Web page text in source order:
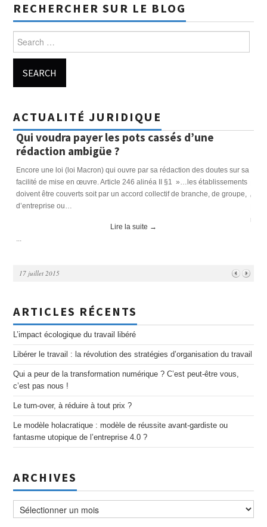
RECHERCHER SUR LE BLOG
Search for:
ACTUALITÉ JURIDIQUE
17 juillet 2015
Qui voudra payer les pots cassés d’une
rédaction ambigüe ?
Encore une loi (loi Macron) qui ouvre par sa rédaction des doutes sur sa
facilité de mise en œuvre. Article 246 alinéa II §1 »…les établissements
doivent être couverts soit par un accord collectif de branche, de groupe,
d’entreprise ou…
Lire la suite →
ont
ARTICLES RÉCENTS
L’impact écologique du travail libéré
Libérer le travail : la révolution des stratégies d’organisation du travail
Qui a peur de la transformation numérique ? C’est peut-être vous,
c’est pas nous !
Le turn-over, à réduire à tout prix ?
Le modèle holacratique : modèle de réussite avant-gardiste ou
fantasme utopique de l’entreprise 4.0 ?
ARCHIVES